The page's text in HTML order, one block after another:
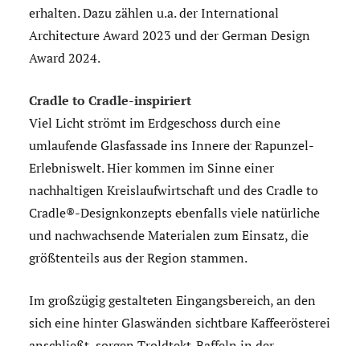
erhalten. Dazu zählen u.a. der International
Architecture Award 2023 und der German Design
Award 2024.
Cradle to Cradle-inspiriert
Viel Licht strömt im Erdgeschoss durch eine
umlaufende Glasfassade ins Innere der Rapunzel-
Erlebniswelt. Hier kommen im Sinne einer
nachhaltigen Kreislaufwirtschaft und des Cradle to
Cradle®-Designkonzepts ebenfalls viele natürliche
und nachwachsende Materialen zum Einsatz, die
größtenteils aus der Region stammen.
Im großzügig gestalteten Eingangsbereich, an den
sich eine hinter Glaswänden sichtbare Kaffeerösterei